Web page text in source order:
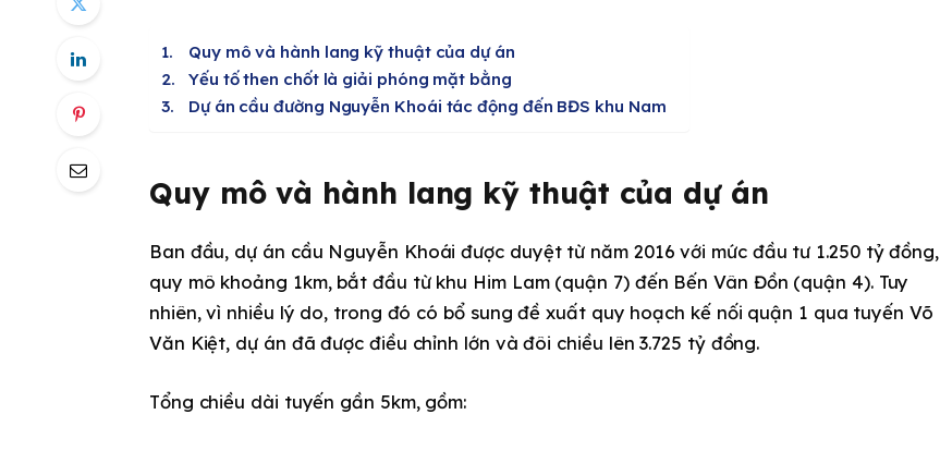
Quy mô và hành lang kỹ thuật của dự án
Yếu tố then chốt là giải phóng mặt bằng
Dự án cầu đường Nguyễn Khoái tác động đến BĐS khu Nam
Quy mô và hành lang kỹ thuật của dự án
Ban đầu, dự án cầu Nguyễn Khoái được duyệt từ năm 2016 với mức đầu tư 1.250 tỷ đồng,
quy mô khoảng 1km, bắt đầu từ khu Him Lam (quận 7) đến Bến Vân Đồn (quận 4). Tuy
nhiên, vì nhiều lý do, trong đó có bổ sung đề xuất quy hoạch kế nối quận 1 qua tuyến Võ
Văn Kiệt, dự án đã được điều chỉnh lớn và đôi chiều lên 3.725 tỷ đồng.
Tổng chiều dài tuyến gần 5km, gồm: